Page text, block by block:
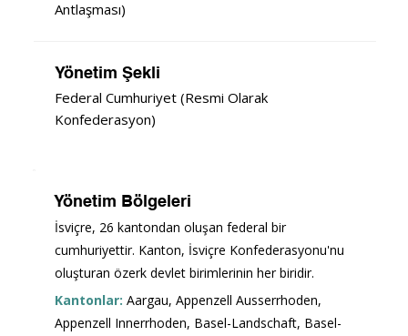
Antlaşması)
Yönetim Şekli
Federal Cumhuriyet (Resmi Olarak
Konfederasyon)
Yönetim Bölgeleri
İsviçre, 26 kantondan oluşan federal bir
cumhuriyettir. Kanton, İsviçre Konfederasyonu'nu
oluşturan özerk devlet birimlerinin her biridir.
Kantonlar: Aargau, Appenzell Ausserrhoden,
Appenzell Innerrhoden, Basel-Landschaft, Basel-